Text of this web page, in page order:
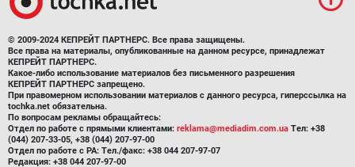
© 2009-2024 КЕПРЕЙТ ПАРТНЕРС. Все права защищены.
Все права на материалы, опубликованные на данном ресурсе, принадлежат
КЕПРЕЙТ ПАРТНЕРС.
Какое-либо использование материалов без письменного разрешения
КЕПРЕЙТ ПАРТНЕРС запрещено.
При правомерном использовании материалов с данного ресурса, гиперссылка на
tochka.net обязательна.
По вопросам рекламы обращайтесь:
Отдел по работе с прямыми клиентами: reklama@mediadim.com.ua Тел: +38
(044) 207-33-05, +38 (044) 207-97-00
Отдел по работе с РА: Тел./факс: +38 044 207-97-07
Редакция: +38 044 207-97-00